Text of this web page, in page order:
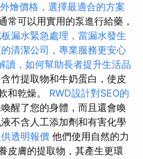
燴價格，選擇最適合的方案
常可以用實用的泵進行給藥，
漏水緊急處理，當漏水發生
清潔公司，專業服務更安心
讀，如何幫助長者提升生活品
竹提取物和牛奶蛋白，使皮
和乾燥。 RWD設計對SEO的
醒了您的身體，而且還會喚
不含人工添加劑和有害化學
透明報價 他們使用自然的力
皮膚的提取物，其產生更環